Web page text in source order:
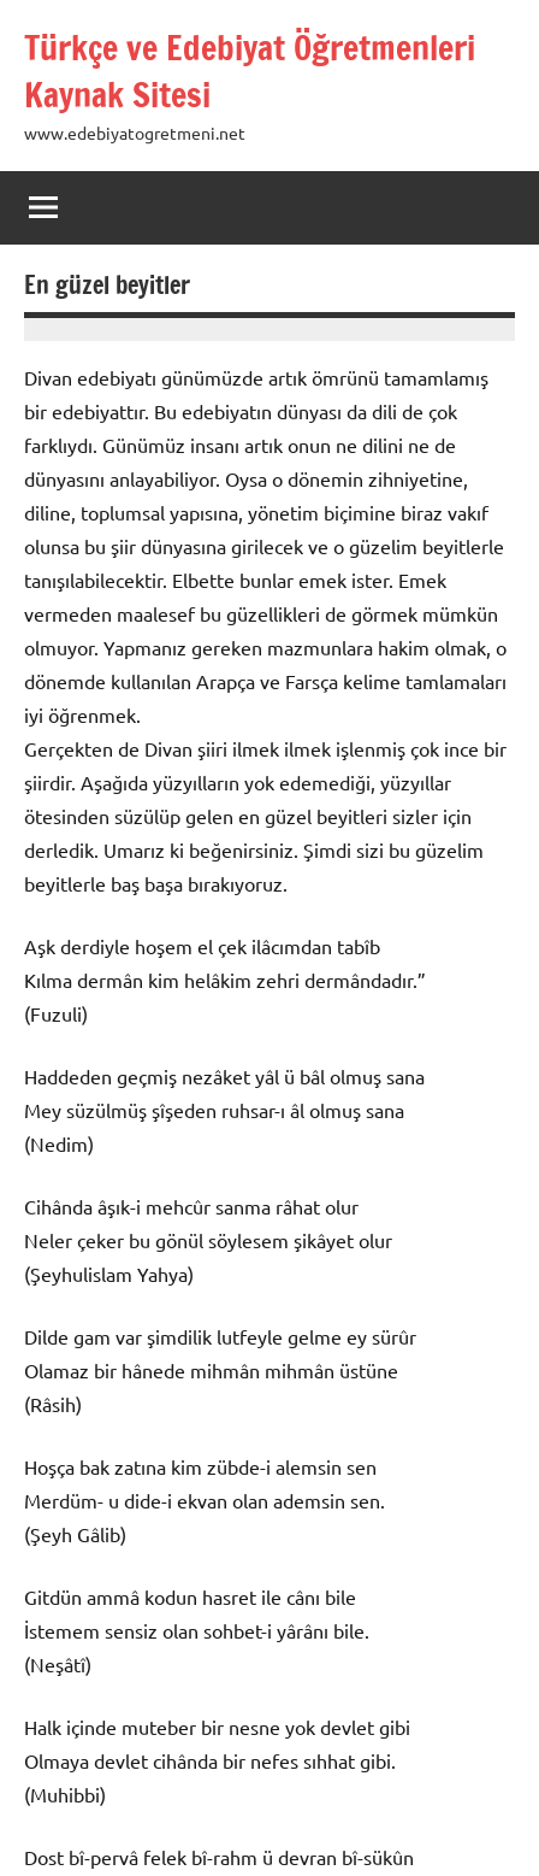
Türkçe ve Edebiyat Öğretmenleri
Kaynak Sitesi
www.edebiyatogretmeni.net
En güzel beyitler
Ocak
2020
Divan edebiyatı günümüzde artık ömrünü tamamlamış
bir edebiyattır. Bu edebiyatın dünyası da dili de çok
farklıydı. Günümüz insanı artık onun ne dilini ne de
dünyasını anlayabiliyor. Oysa o dönemin zihniyetine,
diline, toplumsal yapısına, yönetim biçimine biraz vakıf
olunsa bu şiir dünyasına girilecek ve o güzelim beyitlerle
tanışılabilecektir. Elbette bunlar emek ister. Emek
vermeden maalesef bu güzellikleri de görmek mümkün
olmuyor. Yapmanız gereken mazmunlara hakim olmak, o
dönemde kullanılan Arapça ve Farsça kelime tamlamaları
iyi öğrenmek.
Gerçekten de Divan şiiri ilmek ilmek işlenmiş çok ince bir
şiirdir. Aşağıda yüzyılların yok edemediği, yüzyıllar
ötesinden süzülüp gelen en güzel beyitleri sizler için
derledik. Umarız ki beğenirsiniz. Şimdi sizi bu güzelim
beyitlerle baş başa bırakıyoruz.
Aşk derdiyle hoşem el çek ilâcımdan tabîb
Kılma dermân kim helâkim zehri dermândadır.”
(Fuzuli)
Haddeden geçmiş nezâket yâl ü bâl olmuş sana
Mey süzülmüş şîşeden ruhsar-ı âl olmuş sana
(Nedim)
Cihânda âşık-i mehcûr sanma râhat olur
Neler çeker bu gönül söylesem şikâyet olur
(Şeyhulislam Yahya)
Dilde gam var şimdilik lutfeyle gelme ey sürûr
Olamaz bir hânede mihmân mihmân üstüne
(Râsih)
Hoşça bak zatına kim zübde-i alemsin sen
Merdüm- u dide-i ekvan olan ademsin sen.
(Şeyh Gâlib)
Gitdün ammâ kodun hasret ile cânı bile
İstemem sensiz olan sohbet-i yârânı bile.
(Neşâtî)
Halk içinde muteber bir nesne yok devlet gibi
Olmaya devlet cihânda bir nefes sıhhat gibi.
(Muhibbi)
Dost bî-pervâ felek bî-rahm ü devran bî-sükûn